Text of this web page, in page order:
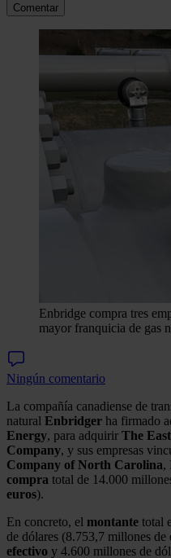
Comentar
Enbridge compra tres
mayor franquicia de gas
Ningún comentario
La compañía canadiense de
natural Enbridger ha firmado
Energy, para adquirir The
Company, y sus empresas
Company of North Carolina,
compra total de 14.000
euros).
En concreto, el montante total
de dólares (8.753,7 millones de
efectivo y 4.600 millones de